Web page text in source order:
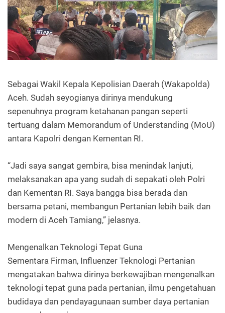
Sebagai Wakil Kepala Kepolisian Daerah (Wakapolda)
Aceh. Sudah seyogianya dirinya mendukung
sepenuhnya program ketahanan pangan seperti
tertuang dalam Memorandum of Understanding (MoU)
antara Kapolri dengan Kementan RI.
“Jadi saya sangat gembira, bisa menindak lanjuti,
melaksanakan apa yang sudah di sepakati oleh Polri
dan Kementan RI. Saya bangga bisa berada dan
bersama petani, membangun Pertanian lebih baik dan
modern di Aceh Tamiang,” jelasnya.
Mengenalkan Teknologi Tepat Guna
Sementara Firman, Influenzer Teknologi Pertanian
mengatakan bahwa dirinya berkewajiban mengenalkan
teknologi tepat guna pada pertanian, ilmu pengetahuan
budidaya dan pendayagunaan sumber daya pertanian